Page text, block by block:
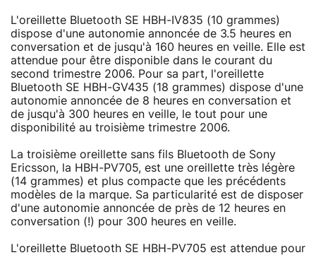
L'oreillette Bluetooth SE HBH-IV835 (10 grammes)
dispose d'une autonomie annoncée de 3.5 heures en
conversation et de jusqu'à 160 heures en veille. Elle est
attendue pour être disponible dans le courant du
second trimestre 2006. Pour sa part, l'oreillette
Bluetooth SE HBH-GV435 (18 grammes) dispose d'une
autonomie annoncée de 8 heures en conversation et
de jusqu'à 300 heures en veille, le tout pour une
disponibilité au troisième trimestre 2006.
La troisième oreillette sans fils Bluetooth de Sony
Ericsson, la HBH-PV705, est une oreillette très légère
(14 grammes) et plus compacte que les précédents
modèles de la marque. Sa particularité est de disposer
d'une autonomie annoncée de près de 12 heures en
conversation (!) pour 300 heures en veille.
L'oreillette Bluetooth SE HBH-PV705 est attendue pour